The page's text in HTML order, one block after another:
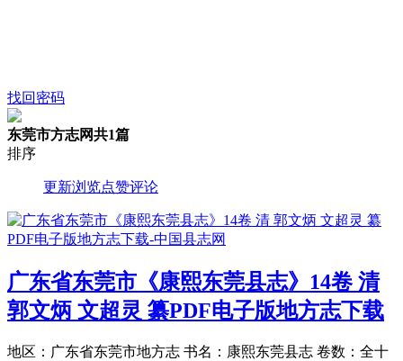
找回密码
东莞市方志网共1篇
排序
更新浏览点赞评论
广东省东莞市《康熙东莞县志》14卷 清
郭文炳 文超灵 纂PDF电子版地方志下载
地区：广东省东莞市地方志 书名：康熙东莞县志 卷数：全十